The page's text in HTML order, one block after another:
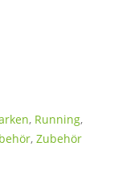
, Running,
, Zubehör